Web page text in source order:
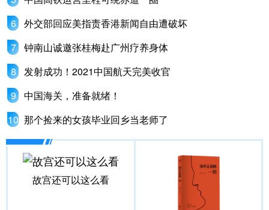
外交部回应美指责香港新闻自由遭破坏
钟南山诚邀张桂梅赴广州疗养身体
发射成功！2021中国航天完美收官
中国海关，准备就绪！
那个捡来的女孩毕业回乡当老师了
故宫还可以这么看